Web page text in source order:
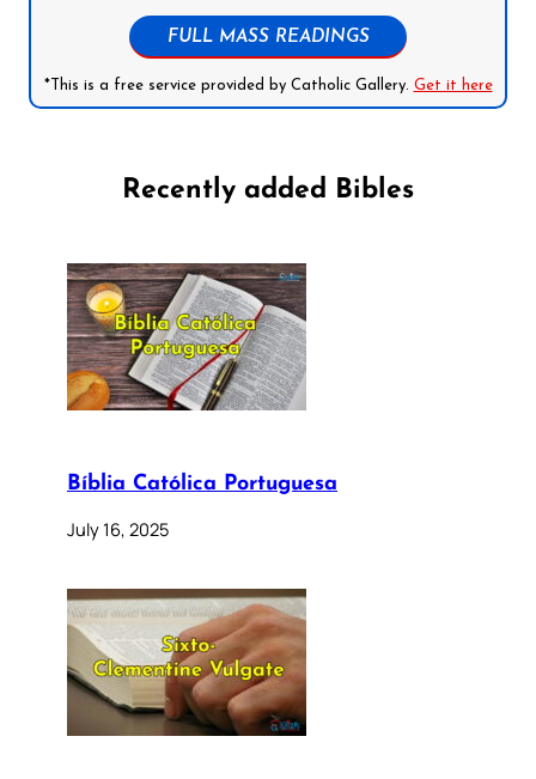
FULL MASS READINGS
*This is a free service provided by Catholic Gallery. Get it here
Recently added Bibles
Bíblia Católica Portuguesa
July 16, 2025